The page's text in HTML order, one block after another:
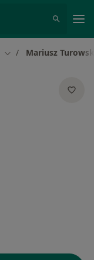
Zmień miasto
Mariusz